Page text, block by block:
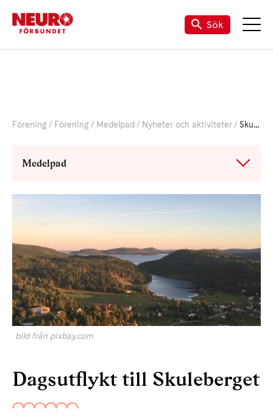
Sök
Förening Förening Medelpad Nyheter och aktiviteter Skule inbjudan
Medelpad
bild från pixbay.com
Dagsutflykt till Skuleberget